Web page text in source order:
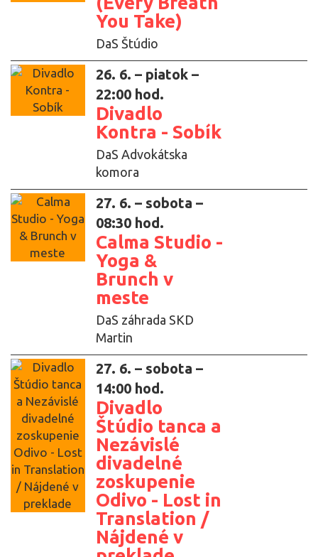
You Take)
DaS Štúdio
26. 6. – piatok –
22:00 hod.
Divadlo
Kontra - Sobík
DaS Advokátska
komora
27. 6. – sobota –
08:30 hod.
Calma Studio -
Yoga &
Brunch v
meste
DaS záhrada SKD
Martin
27. 6. – sobota –
14:00 hod.
Divadlo
Štúdio tanca a
Nezávislé
divadelné
zoskupenie
Odivo - Lost in
Translation /
Nájdené v